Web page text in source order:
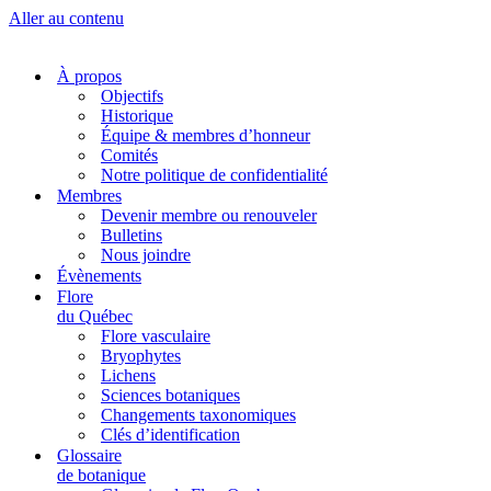
Aller au contenu
À propos
Objectifs
Historique
Équipe & membres d’honneur
Comités
Notre politique de confidentialité
Membres
Devenir membre ou renouveler
Bulletins
Nous joindre
Évènements
Flore
du Québec
Flore vasculaire
Bryophytes
Lichens
Sciences botaniques
Changements taxonomiques
Clés d’identification
Glossaire
de botanique